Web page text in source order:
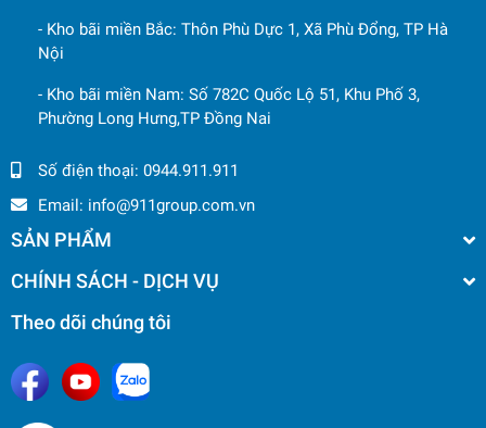
- Kho bãi miền Bắc: Thôn Phù Dực 1, Xã Phù Đổng, TP Hà
Nội
- Kho bãi miền Nam: Số 782C Quốc Lộ 51, Khu Phố 3,
Phường Long Hưng,TP Đồng Nai
Số điện thoại: 0944.911.911
Email: info@911group.com.vn
SẢN PHẨM
CHÍNH SÁCH - DỊCH VỤ
Theo dõi chúng tôi